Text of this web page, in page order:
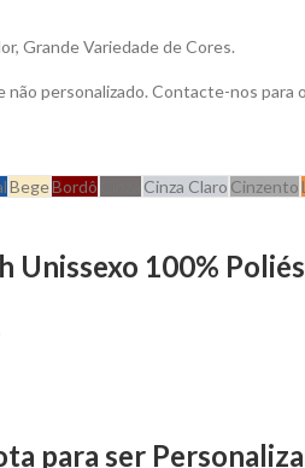
Grande Variedade de Cores.
não personalizado. Contacte-nos
BegeBordô Cinza Claro Cinzento
Unissexo 100%
para ser